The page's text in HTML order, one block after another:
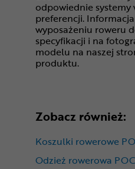
odpowiednie systemy
preferencji.
wyposażeniu roweru
specyfikacji i na
modelu na naszej
produktu.
Zobacz również:
Koszulki rowerowe
Odzież rowerowa POC